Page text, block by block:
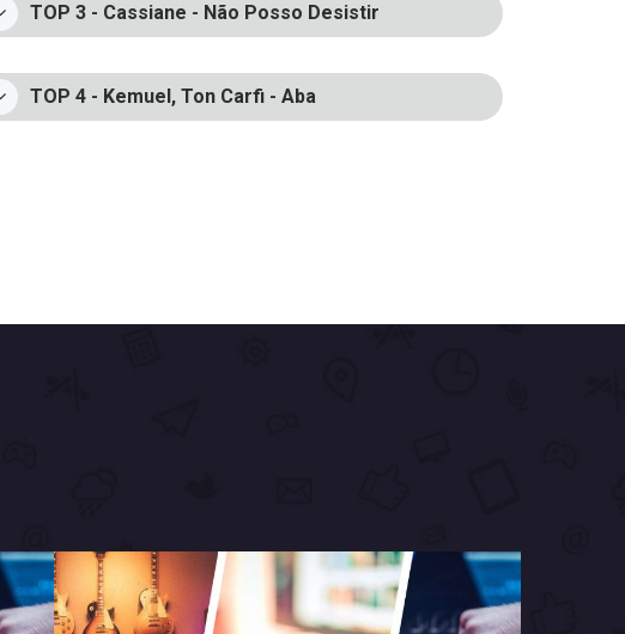
TOP 3 - Cassiane - Não Posso Desistir
TOP 4 - Kemuel, Ton Carfi - Aba